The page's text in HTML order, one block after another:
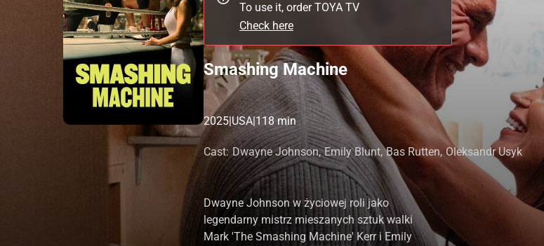
To use it, order TOYA TV
Check here
Smashing Machine
2025|USA|118 min
Cast: Dwayne Johnson, Emily Blunt, Bas Rutten, Oleksandr Usyk
Dwayne Johnson w życiowej roli jako
legendarny mistrz mieszanych sztuk walki
Mark 'The Smashing Machine' Kerr i Emily